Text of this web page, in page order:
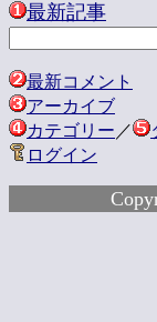
最新記事
最新コメント
アーカイブ
カテゴリー ／
ログイン